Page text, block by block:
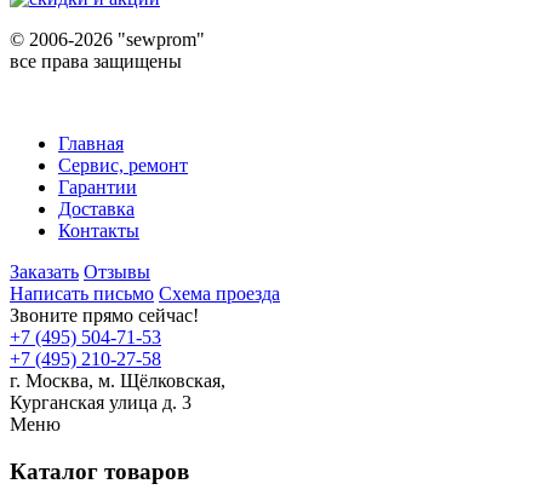
© 2006-2026 "sewprom"
все права защищены
Главная
Сервис, ремонт
Гарантии
Доставка
Контакты
Заказать Отзывы
Написать письмо Схема проезда
Звоните прямо сейчас!
+7 (495) 504-71-53
+7 (495) 210-27-58
г. Москва, м. Щёлковская,
Курганская улица д. 3
Меню
Каталог товаров